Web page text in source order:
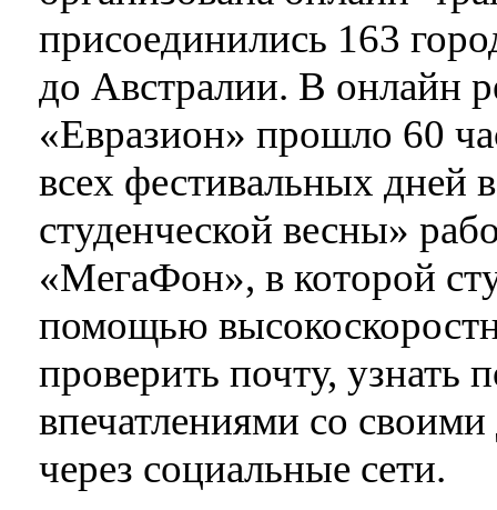
присоединились 163
до Австралии. В онлайн
«Евразион» прошло 60
всех фестивальных дней
студенческой весны»
«МегаФон», в которой
помощью
проверить почту, узнать
впечатлениями со
через социальные сети.